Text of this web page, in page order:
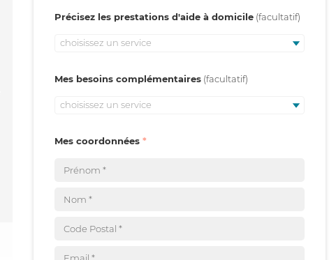
Précisez les prestations d'aide à domicile
choisissez un service
Mes besoins complémentaires
choisissez un service
Mes coordonnées